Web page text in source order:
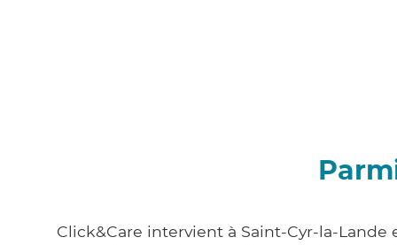
Click&Care intervient à Saint-Cyr-la-